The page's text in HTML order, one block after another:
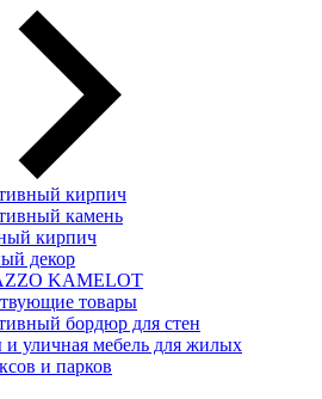
кирпич
камень
кирпич
декор
KAMELOT
товары
бордюр для стен
и уличная мебель для жилых
и парков